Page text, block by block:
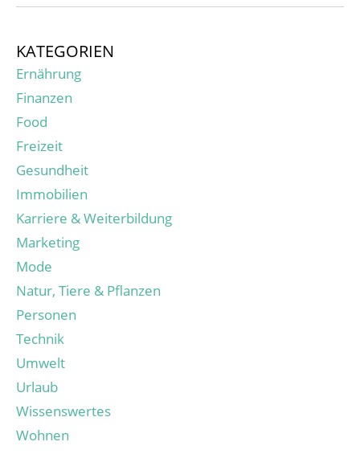
KATEGORIEN
Ernährung
Finanzen
Food
Freizeit
Gesundheit
Immobilien
Karriere & Weiterbildung
Marketing
Mode
Natur, Tiere & Pflanzen
Personen
Technik
Umwelt
Urlaub
Wissenswertes
Wohnen